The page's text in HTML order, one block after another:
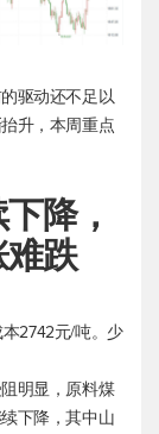
驱动还不足以
升，本周重点
降，
难跌
2742元/吨。少
明显，原料煤
下降，其中山